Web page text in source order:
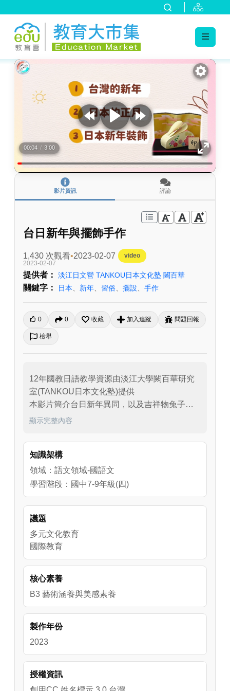
:::
00:04 / 3:00
影片資訊 評論
台日新年與擺飾手作
1,430 次觀看 2023-02-07
video
2023-02-07
提供者： 淡江日文營 TANKOU日本文化塾 闕百華
關鍵字： 日本 新年 習俗 擺設 手作
0 0 收藏 加入追蹤 問題回報
檢舉
12年國教日語教學資源由淡江大學闕百華研究
室(TANKOU日本文化塾)提供
本影片簡介台日新年異同，以及吉祥物兔子擺
設製作。
顯示完整內容
知識架構
領域：語文領域-國語文
學習階段：國中7-9年級(四)
議題
多元文化教育
國際教育
核心素養
B3 藝術涵養與美感素養
製作年份
2023
授權資訊